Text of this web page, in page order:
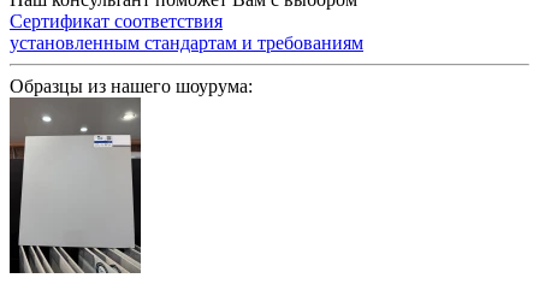
Сертификат соответствия
установленным стандартам и требованиям
Образцы из нашего шоурума: